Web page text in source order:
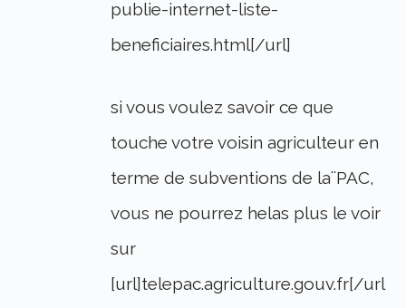
publie-internet-liste-
beneficiaires.html[/url]
si vous voulez savoir ce que
touche votre voisin agriculteur en
terme de subventions de la¨PAC,
vous ne pourrez helas plus le voir
sur
[url]telepac.agriculture.gouv.fr[/url